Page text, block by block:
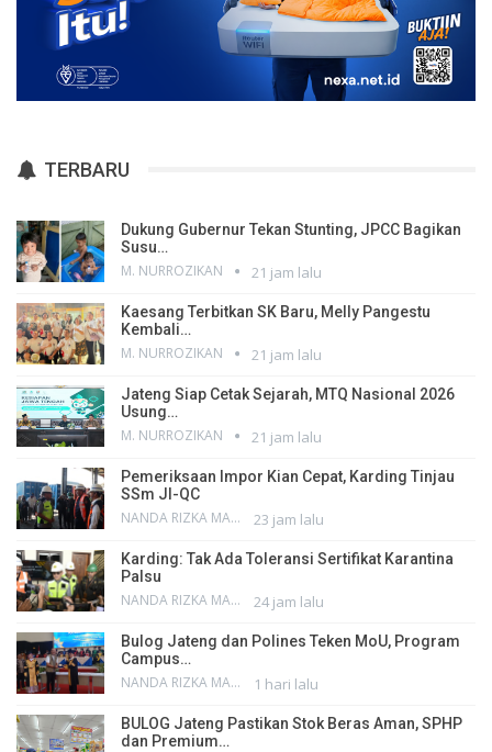
TERBARU
Dukung Gubernur Tekan Stunting, JPCC Bagikan
Susu…
M. NURROZIKAN 21 jam lalu
Kaesang Terbitkan SK Baru, Melly Pangestu
Kembali…
M. NURROZIKAN 21 jam lalu
Jateng Siap Cetak Sejarah, MTQ Nasional 2026
Usung…
M. NURROZIKAN 21 jam lalu
Pemeriksaan Impor Kian Cepat, Karding Tinjau
SSm JI-QC
NANDA RIZKA MAHENDRA 23 jam lalu
Karding: Tak Ada Toleransi Sertifikat Karantina
Palsu
NANDA RIZKA MAHENDRA 24 jam lalu
Bulog Jateng dan Polines Teken MoU, Program
Campus…
NANDA RIZKA MAHENDRA 1 hari lalu
BULOG Jateng Pastikan Stok Beras Aman, SPHP
dan Premium…